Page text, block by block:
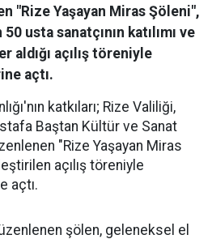
"Rize Yaşayan Miras Şöleni",
usta sanatçının katılımı ve
aldığı açılış töreniyle
açtı.
katkıları; Rize Valiliği,
Baştan Kültür ve Sanat
"Rize Yaşayan Miras
açılış töreniyle
açtı.
şölen, geleneksel el